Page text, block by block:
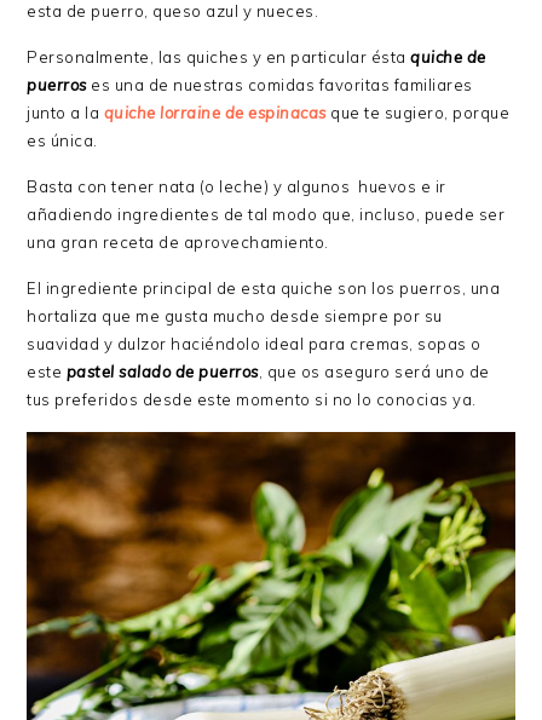
esta de puerro, queso azul y nueces.
Personalmente, las quiches y en particular ésta quiche de
puerros es una de nuestras comidas favoritas familiares
junto a la quiche lorraine de espinacasque te sugiero, porque
es única.
Basta con tener nata (o leche) y algunos huevos e ir
añadiendo ingredientes de tal modo que, incluso, puede ser
una gran receta de aprovechamiento.
El ingrediente principal de esta quiche son los puerros, una
hortaliza que me gusta mucho desde siempre por su
suavidad y dulzor haciéndolo ideal para cremas, sopas o
este pastel salado de puerros, que os aseguro será uno de
tus preferidos desde este momento si no lo conocias ya.